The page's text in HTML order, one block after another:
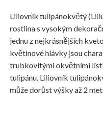
Liliovník tulipánokvětý
rostlina s vysokým
jednu z nejkrásnějších
květinové hlávky jsou
trubkovitými okvětními
tulipánu. Liliovník
může dorůst výšky až 2